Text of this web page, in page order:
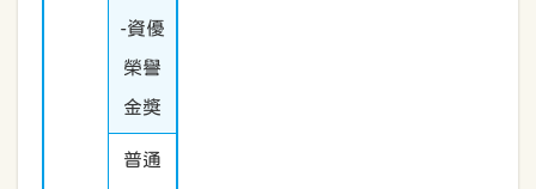
-資優
榮譽
金獎
普通